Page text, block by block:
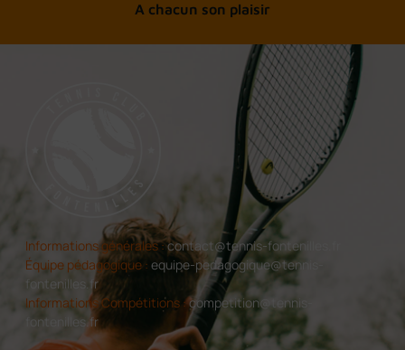
Jeu, Set et Match !
Informations générales :contact@tennis-fontenilles.fr
Équipe pédagogique : equipe-pedagogique@tennis-
fontenilles.fr
Informations Compétitions :competition@tennis-
fontenilles.fr